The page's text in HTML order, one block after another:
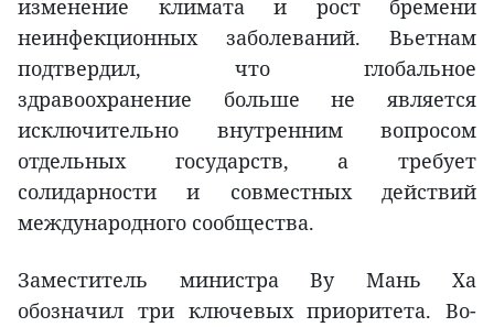
изменение климата и рост бремени
неинфекционных заболеваний. Вьетнам
подтвердил, что глобальное
здравоохранение больше не является
исключительно внутренним вопросом
отдельных государств, а требует
солидарности и совместных действий
международного сообщества.
Заместитель министра Ву Мань Ха
обозначил три ключевых приоритета. Во-